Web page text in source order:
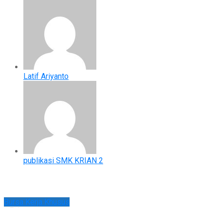
Latif Ariyanto
publikasi SMK KRIAN 2
Bursa Kerja Khusus